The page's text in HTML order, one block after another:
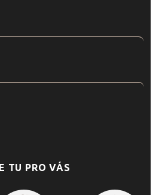
TU PRO VÁS